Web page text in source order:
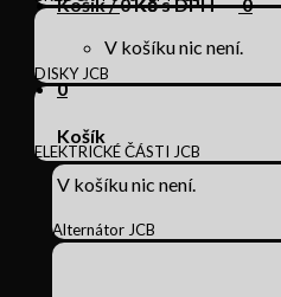
V košíku nic není.
0
Košík
V košíku nic není.
DISKY JCB
ELEKTRICKÉ ČÁSTI JCB
Alternátor JCB